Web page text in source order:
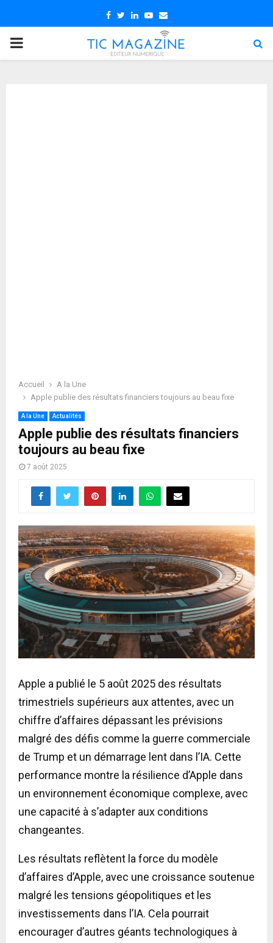
Facebook
TwitterLinkedin
Youtube
Email
PRIMARY
Accueil
A la Une
Apple publie des résultats financiers toujours au beau fixe
A la Une Actualités
Apple publie des résultats financiers
toujours au beau fixe
7 août 2025
Apple a publié le 5 août 2025 des résultats
trimestriels supérieurs aux attentes, avec un
chiffre d’affaires dépassant les prévisions
malgré des défis comme la guerre commerciale
de Trump et un démarrage lent dans l’IA. Cette
performance montre la résilience d’Apple dans
un environnement économique complexe, avec
une capacité à s’adapter aux conditions
changeantes.
Les résultats reflètent la force du modèle
d’affaires d’Apple, avec une croissance soutenue
malgré les tensions géopolitiques et les
investissements dans l’IA. Cela pourrait
encourager d’autres géants technologiques à